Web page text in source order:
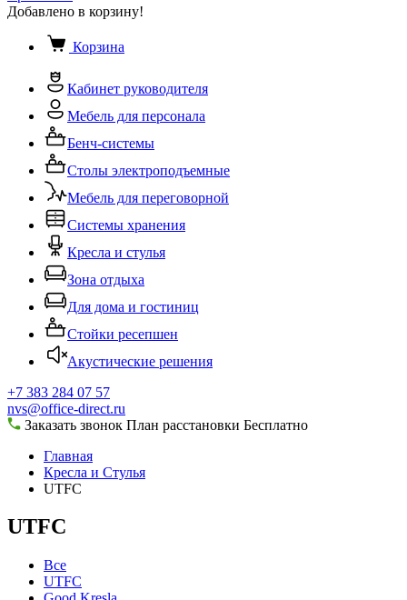
Добавлено в корзину!
Корзина
Кабинет руководителя
Мебель для персонала
Бенч-системы
Столы электроподъемные
Мебель для переговорной
Системы хранения
Кресла и стулья
Зона отдыха
Для дома и гостиниц
Стойки ресепшен
Акустические решения
+7 383 284 07 57
nvs@office-direct.ru
Заказать звонок План расстановки Бесплатно
Главная
Кресла и Стулья
UTFC
UTFC
Все
UTFC